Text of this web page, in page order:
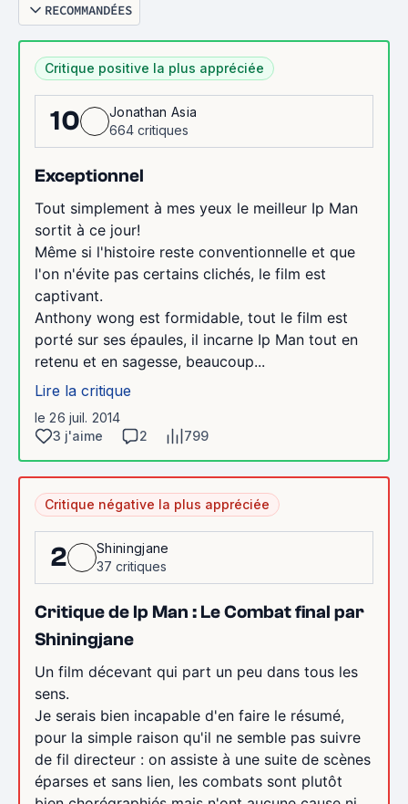
RECOMMANDÉES
Critique positive la plus appréciée
10
Jonathan Asia
664 critiques
Exceptionnel
Tout simplement à mes yeux le meilleur Ip Man
sortit à ce jour!
Même si l'histoire reste conventionnelle et que
l'on n'évite pas certains clichés, le film est
captivant.
Anthony wong est formidable, tout le film est
porté sur ses épaules, il incarne Ip Man tout en
retenu et en sagesse, beaucoup...
Lire la critique
le 26 juil. 2014
3 j'aime
2 799
Critique négative la plus appréciée
2
Shiningjane
37 critiques
Critique de Ip Man : Le Combat final par
Shiningjane
Un film décevant qui part un peu dans tous les
sens.
Je serais bien incapable d'en faire le résumé,
pour la simple raison qu'il ne semble pas suivre
de fil directeur : on assiste à une suite de scènes
éparses et sans lien, les combats sont plutôt